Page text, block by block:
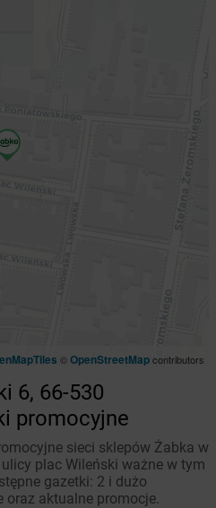
©OpenStreetMapcontributors
6, 66-530
promocyjne
sieci sklepów Żabka w
plac Wileński ważne w tym
gazetki: 2 i dużo
oraz aktualne promocje.